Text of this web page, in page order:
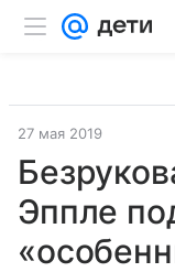
27 мая 2019
Эппле